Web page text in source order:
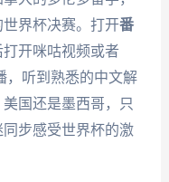
界杯决赛。打开番
开咪咕视频或者
，听到熟悉的中文解
国还是墨西哥，只
步感受世界杯的激